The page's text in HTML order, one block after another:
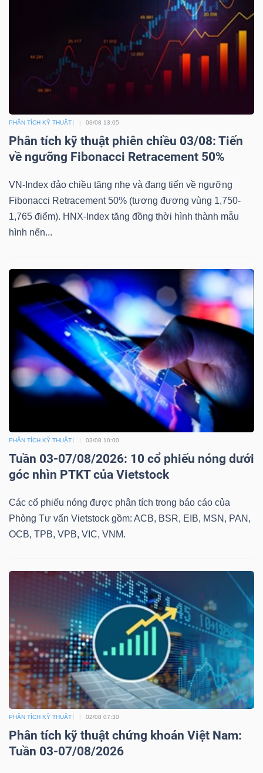
PHÂN TÍCH KỸ THUẬT 03/08 13:05
Phân tích kỹ thuật phiên chiều 03/08: Tiến
về ngưỡng Fibonacci Retracement 50%
VN-Index đảo chiều tăng nhẹ và đang tiến về ngưỡng
Fibonacci Retracement 50% (tương đương vùng 1,750-
1,765 điểm). HNX-Index tăng đồng thời hình thành mẫu
hình nến...
PHÂN TÍCH KỸ THUẬT 03/08 10:00
Tuần 03-07/08/2026: 10 cổ phiếu nóng dưới
góc nhìn PTKT của Vietstock
Các cổ phiếu nóng được phân tích trong báo cáo của
Phòng Tư vấn Vietstock gồm: ACB, BSR, EIB, MSN, PAN,
OCB, TPB, VPB, VIC, VNM.
PHÂN TÍCH KỸ THUẬT 02/08 07:30
Phân tích kỹ thuật chứng khoán Việt Nam:
Tuần 03-07/08/2026